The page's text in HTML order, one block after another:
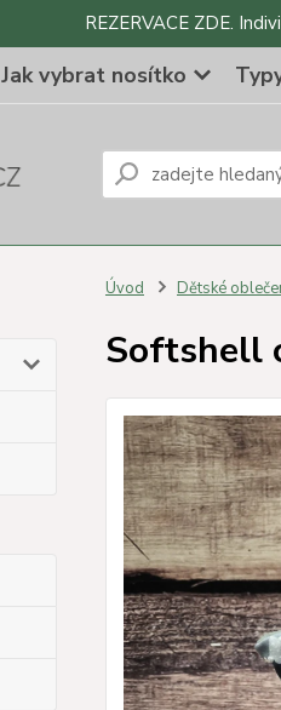
REZERVACE ZDE.
Jak vybrat nosítko
Úvod Dětské
Softshell